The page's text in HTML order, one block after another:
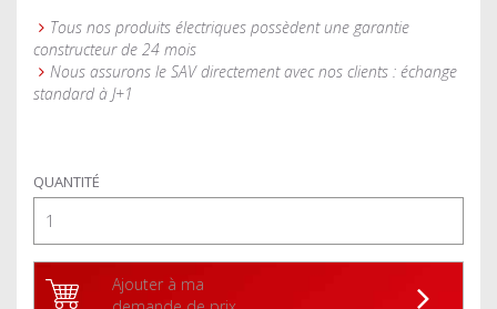
Tous nos produits électriques possèdent une garantie
constructeur de 24 mois
Nous assurons le SAV directement avec nos clients : échange
standard à J+1
QUANTITÉ
Ajouter à ma